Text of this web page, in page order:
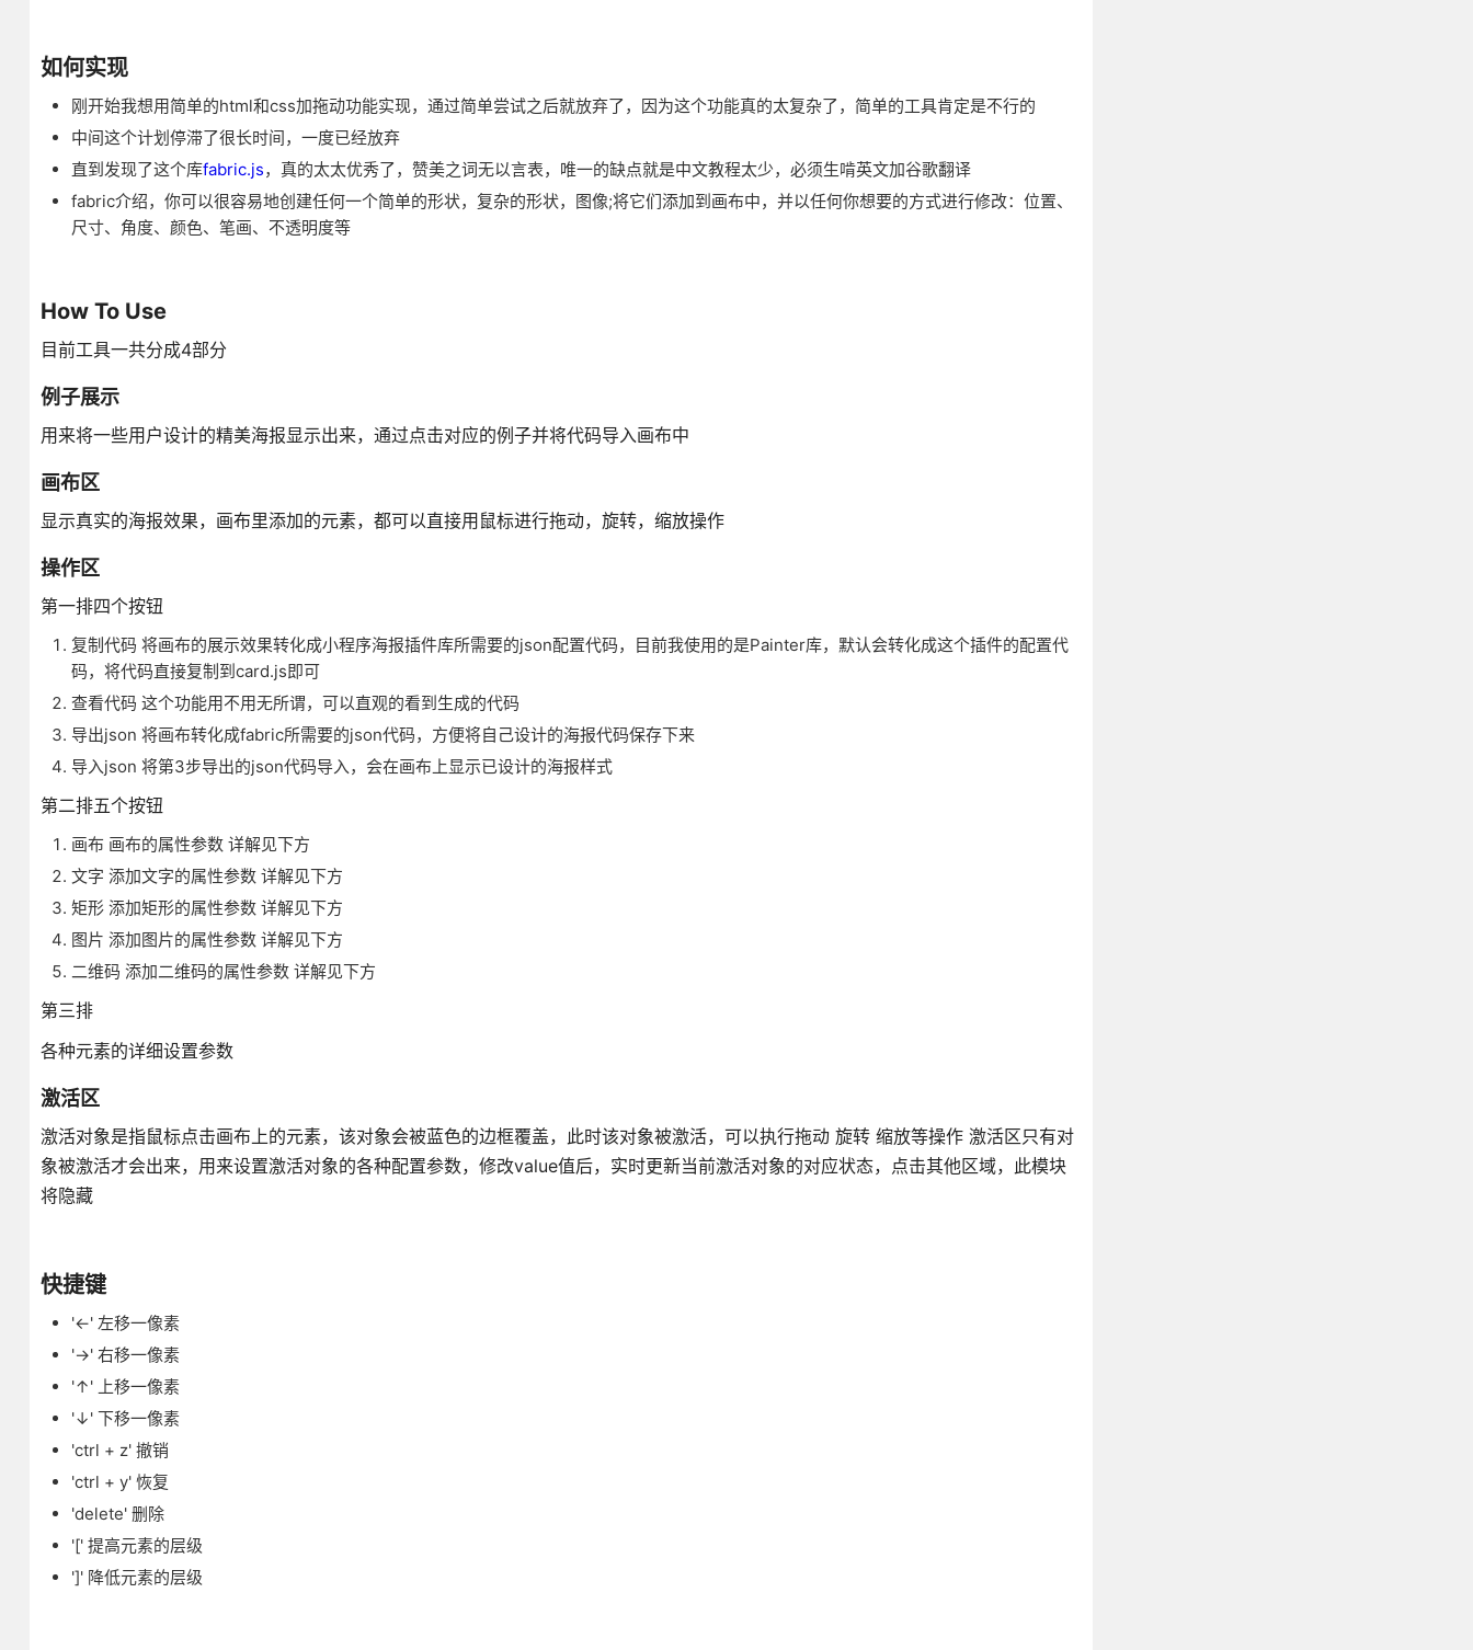
如何实现
刚开始我想用简单的html和css加拖动功能实现，通过简单尝试之后就放弃了，因为这个功能真的太复杂了，简单的工具肯定是不行的
中间这个计划停滞了很长时间，一度已经放弃
直到发现了这个库fabric.js，真的太太优秀了，赞美之词无以言表，唯一的缺点就是中文教程太少，必须生啃英文加谷歌翻译
fabric介绍，你可以很容易地创建任何一个简单的形状，复杂的形状，图像;将它们添加到画布中，并以任何你想要的方式进行修改：位置、
尺寸、角度、颜色、笔画、不透明度等
How To Use
目前工具一共分成4部分
例子展示
用来将一些用户设计的精美海报显示出来，通过点击对应的例子并将代码导入画布中
画布区
显示真实的海报效果，画布里添加的元素，都可以直接用鼠标进行拖动，旋转，缩放操作
操作区
第一排四个按钮
复制代码 将画布的展示效果转化成小程序海报插件库所需要的json配置代码，目前我使用的是Painter库，默认会转化成这个插件的配置代
码，将代码直接复制到card.js即可
查看代码 这个功能用不用无所谓，可以直观的看到生成的代码
导出json 将画布转化成fabric所需要的json代码，方便将自己设计的海报代码保存下来
导入json 将第3步导出的json代码导入，会在画布上显示已设计的海报样式
第二排五个按钮
画布 画布的属性参数 详解见下方
文字 添加文字的属性参数 详解见下方
矩形 添加矩形的属性参数 详解见下方
图片 添加图片的属性参数 详解见下方
二维码 添加二维码的属性参数 详解见下方
第三排
各种元素的详细设置参数
激活区
激活对象是指鼠标点击画布上的元素，该对象会被蓝色的边框覆盖，此时该对象被激活，可以执行拖动 旋转 缩放等操作 激活区只有对
象被激活才会出来，用来设置激活对象的各种配置参数，修改value值后，实时更新当前激活对象的对应状态，点击其他区域，此模块
将隐藏
快捷键
'←' 左移一像素
'→' 右移一像素
'↑' 上移一像素
'↓' 下移一像素
'ctrl + z' 撤销
'ctrl + y' 恢复
'delete' 删除
'[' 提高元素的层级
']' 降低元素的层级